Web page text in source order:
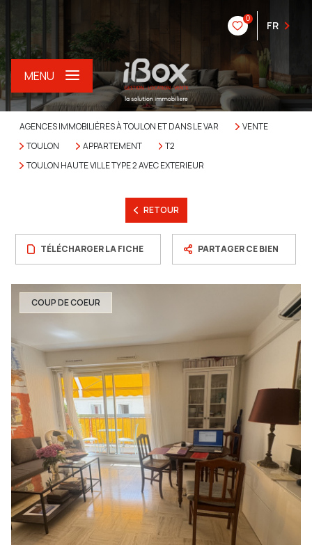
0
FR
MENU
AGENCES IMMOBILIÈRES À TOULON ET DANS LE VAR
VENTE
TOULON
APPARTEMENT
T2
TOULON HAUTE VILLE TYPE 2 AVEC EXTERIEUR
RETOUR
TÉLÉCHARGER LA FICHE PARTAGER CE BIEN
COUP DE COEUR